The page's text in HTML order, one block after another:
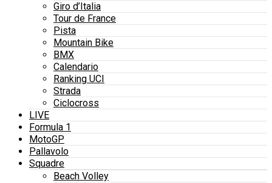
Giro d’Italia
Tour de France
Pista
Mountain Bike
BMX
Calendario
Ranking UCI
Strada
Ciclocross
LIVE
Formula 1
MotoGP
Pallavolo
Squadre
Beach Volley